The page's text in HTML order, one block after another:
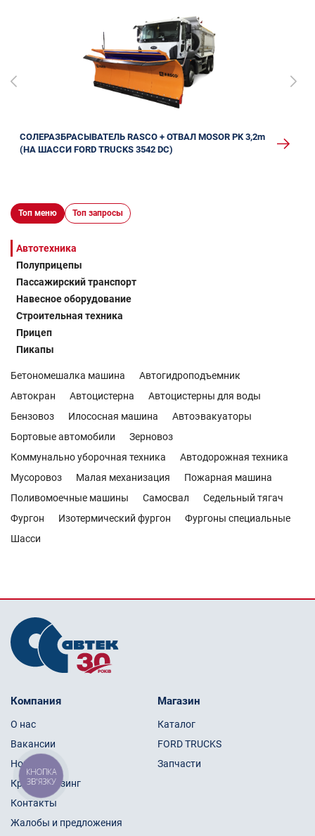
СОЛЕРАЗБРАСЫВАТЕЛЬ RASCO + ОТВАЛ MOSOR PK 3,2m
(НА ШАССИ FORD TRUCKS 3542 DC)
Топ меню Топ запросы
Автотехника
Полуприцепы
Пассажирский транспорт
Навесное оборудование
Строительная техника
Прицеп
Пикапы
Бетономешалка машина
Автогидроподъемник
Автокран
Автоцистерна
Автоцистерны для воды
Бензовоз
Илососная машина
Автоэвакуаторы
Бортовые автомобили
Зерновоз
Коммунально уборочная техника
Автодорожная техника
Мусоровоз
Малая механизация
Пожарная машина
Поливомоечные машины
Самосвал
Седельный тягач
Фургон
Изотермический фургон
Фургоны специальные
Шасси
Компания
О нас
Вакансии
Новости
Кредит/Лизинг
Контакты
Жалобы и предложения
Магазин
Каталог
FORD TRUCKS
Запчасти
КНОПКА
ЗВ'ЯЗКУ